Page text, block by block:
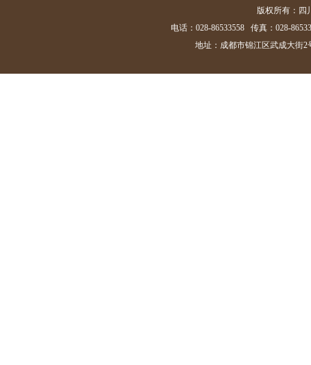
版权所有：四
电话：028-86533558 传真：028-
地址：成都市锦江区武成大街